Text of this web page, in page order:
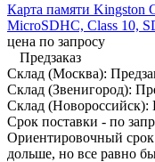
Карта памяти Kingston
MicroSDHC, Class 10,
цена по запросу
Предзаказ
Склад (Москва):
Склад (Звенигород):
Склад (Новороссийск):
Срок поставки - по
Ориентировочный
дольше, но все равно